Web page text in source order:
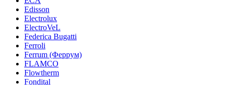
Edisson
Electrolux
ElectroVeL
Federica Bugatti
Ferroli
Ferrum (Феррум)
FLAMCO
Flowtherm
Fondital